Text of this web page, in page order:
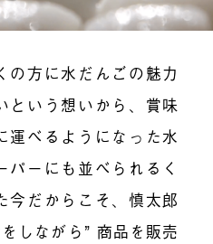
の方に水だんごの魅力
という想いから、賞味
運べるようになった水
ーにも並べられるく
今だからこそ、慎太郎
しながら” 商品を販売